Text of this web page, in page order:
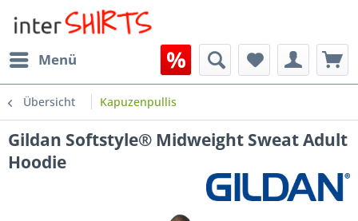
Menü
Übersicht Kapuzenpullis
Gildan Softstyle® Midweight Sweat Adult
Hoodie